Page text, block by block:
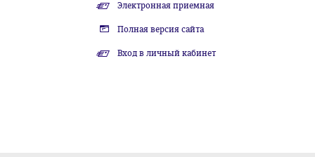
Электронная приемная
Полная версия сайта
Вход в личный кабинет